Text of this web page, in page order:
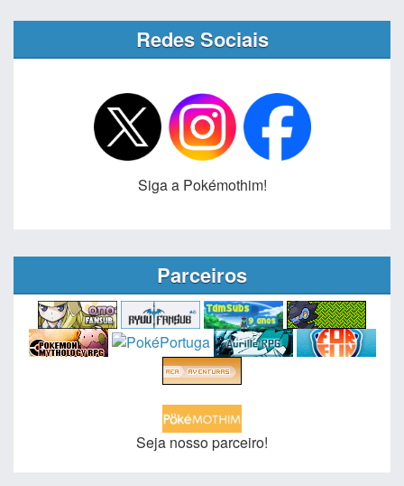
Redes Sociais
Siga a Pokémothim!
Parceiros
Seja nosso parceiro!